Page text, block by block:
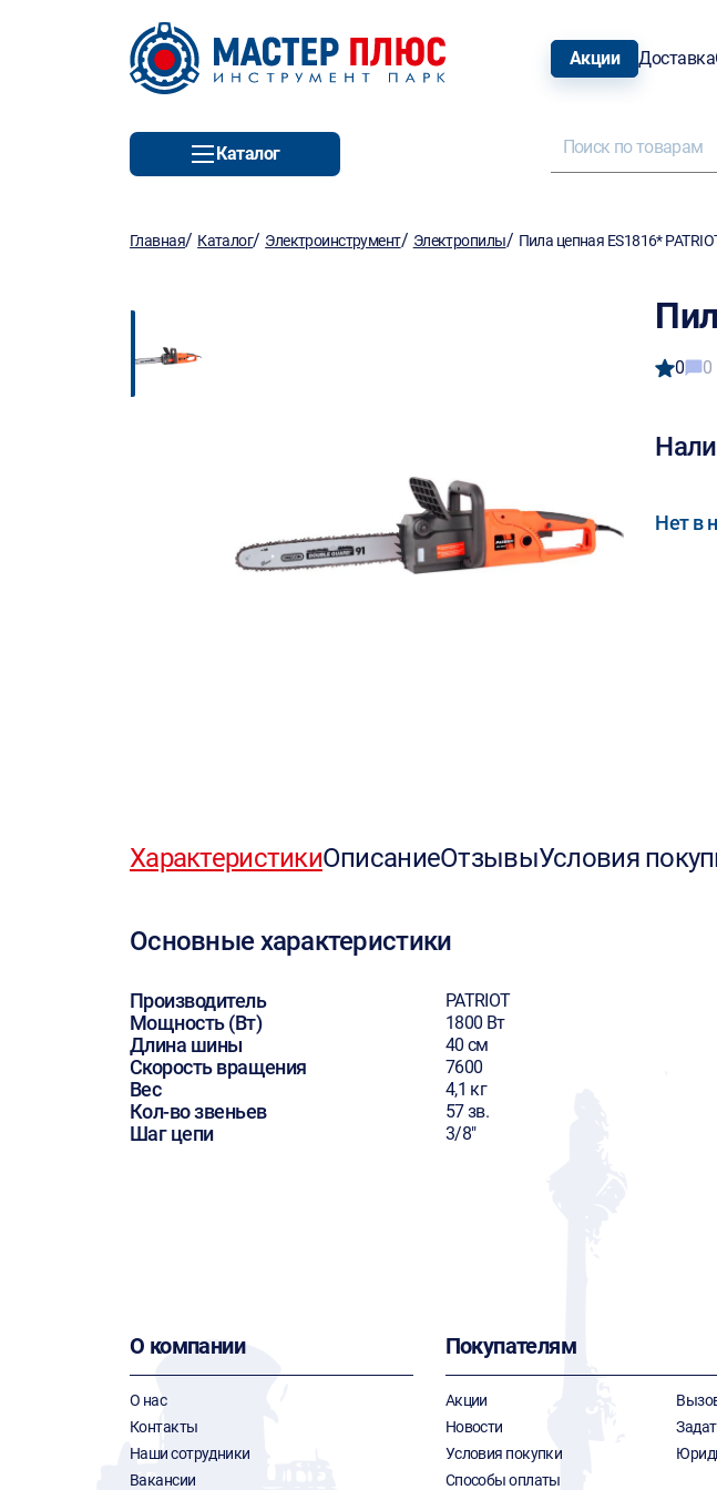
Акции Доставка
Каталог
Главная/ Каталог/ Электроинструмент/ Электропилы/ Пила цепная ES1816*
0 0
Нет в
ХарактеристикиОписаниеОтзывыУсловия
Основные характеристики
Производитель PATRIOT
Мощность (Вт) 1800 Вт
Длина шины 40 см
Скорость вращения 7600
Вес 4,1 кг
Кол-во звеньев 57 зв.
Шаг цепи 3/8"
О компании
О нас
Контакты
Наши сотрудники
Вакансии
Покупателям
Акции
Новости
Условия покупки
Способы оплаты